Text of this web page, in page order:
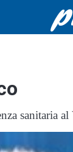
sanitaria